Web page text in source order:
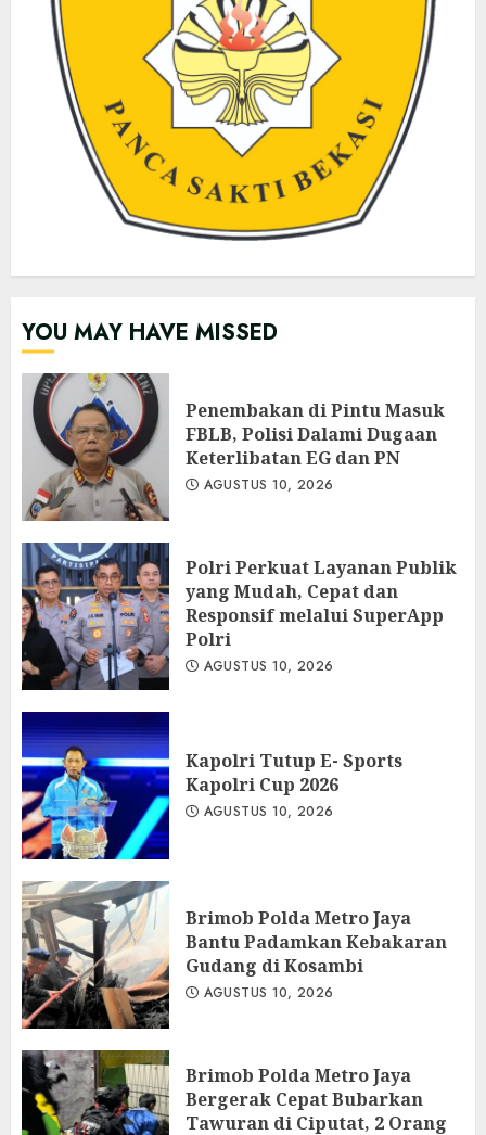
YOU MAY HAVE MISSED
Penembakan di Pintu Masuk
FBLB, Polisi Dalami Dugaan
Keterlibatan EG dan PN
AGUSTUS 10, 2026
Polri Perkuat Layanan Publik
yang Mudah, Cepat dan
Responsif melalui SuperApp
Polri
AGUSTUS 10, 2026
Kapolri Tutup E- Sports
Kapolri Cup 2026
AGUSTUS 10, 2026
Brimob Polda Metro Jaya
Bantu Padamkan Kebakaran
Gudang di Kosambi
AGUSTUS 10, 2026
Brimob Polda Metro Jaya
Bergerak Cepat Bubarkan
Tawuran di Ciputat, 2 Orang